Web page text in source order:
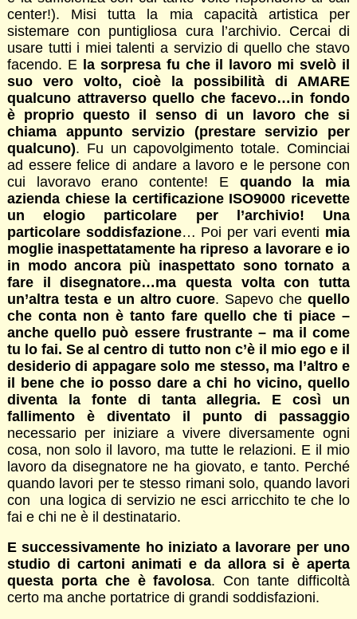
center!). Misi tutta la mia capacità artistica per
sistemare con puntigliosa cura l’archivio. Cercai di
usare tutti i miei talenti a servizio di quello che stavo
facendo. E la sorpresa fu che il lavoro mi svelò il
suo vero volto, cioè la possibilità di AMARE
qualcuno attraverso quello che facevo…in fondo
è proprio questo il senso di un lavoro che si
chiama appunto servizio (prestare servizio per
qualcuno). Fu un capovolgimento totale. Cominciai
ad essere felice di andare a lavoro e le persone con
cui lavoravo erano contente! E quando la mia
azienda chiese la certificazione ISO9000 ricevette
un elogio particolare per l’archivio! Una
particolare soddisfazione… Poi per vari eventi mia
moglie inaspettatamente ha ripreso a lavorare e io
in modo ancora più inaspettato sono tornato a
fare il disegnatore…ma questa volta con tutta
un’altra testa e un altro cuore. Sapevo chequello
che conta non è tanto fare quello che ti piace –
anche quello può essere frustrante – ma il come
tu lo fai. Se al centro di tutto non c’è il mio ego e il
desiderio di appagare solo me stesso, ma l’altro e
il bene che io posso dare a chi ho vicino, quello
diventa la fonte di tanta allegria. E così un
fallimento è diventato il punto di passaggio
necessario per iniziare a vivere diversamente ogni
cosa, non solo il lavoro, ma tutte le relazioni. E il mio
lavoro da disegnatore ne ha giovato, e tanto. Perché
quando lavori per te stesso rimani solo, quando lavori
con una logica di servizio ne esci arricchito te che lo
fai e chi ne è il destinatario.
E successivamente ho iniziato a lavorare per uno
studio di cartoni animati e da allora si è aperta
questa porta che è favolosa. Con tante difficoltà
certo ma anche portatrice di grandi soddisfazioni.